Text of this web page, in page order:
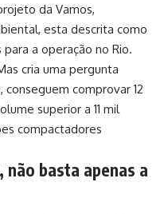
da Vamos,
esta descrita como
a operação no Rio.
cria uma pergunta
comprovar 12
superior a 11 mil
compactadores
não basta apenas a